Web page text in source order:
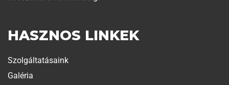
HASZNOS LINKEK
Szolgáltatásaink
Galéria